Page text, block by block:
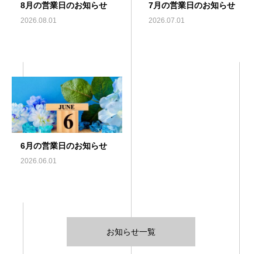
8月の営業日のお知らせ
2026.08.01
7月の営業日のお知らせ
2026.07.01
6月の営業日のお知らせ
2026.06.01
お知らせ一覧